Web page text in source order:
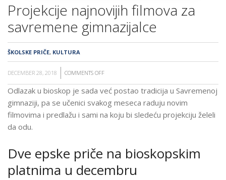
Projekcije najnovijih filmova za
savremene gimnazijalce
ŠKOLSKE PRIČE, KULTURA
DECEMBER 28, 2018 COMMENTS OFF
PROJEKCIJE
NAJNOVIJIH
FILMOVA
Odlazak u bioskop je sada već postao tradicija u Savremenoj
gimnaziji, pa se učenici svakog meseca raduju novim
filmovima i predlažu i sami na koju bi sledeću projekciju želeli
da odu.
Dve epske priče na bioskopskim
platnima u decembru